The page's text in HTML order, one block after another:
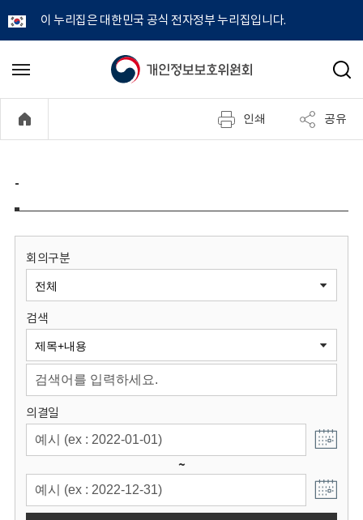
이 누리집은 대한민국 공식 전자정부 누리집입니다.
개
정
보
원
회
메
기
검
인쇄 공유
-
회의구분
검색
의결일
~